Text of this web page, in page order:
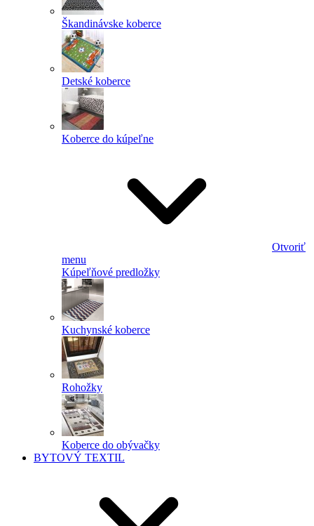
Škandinávske koberce
Detské koberce
Koberce do kúpeľne
Otvoriť
menu
Kúpeľňové predložky
Kuchynské koberce
Rohožky
Koberce do obývačky
BYTOVÝ TEXTIL